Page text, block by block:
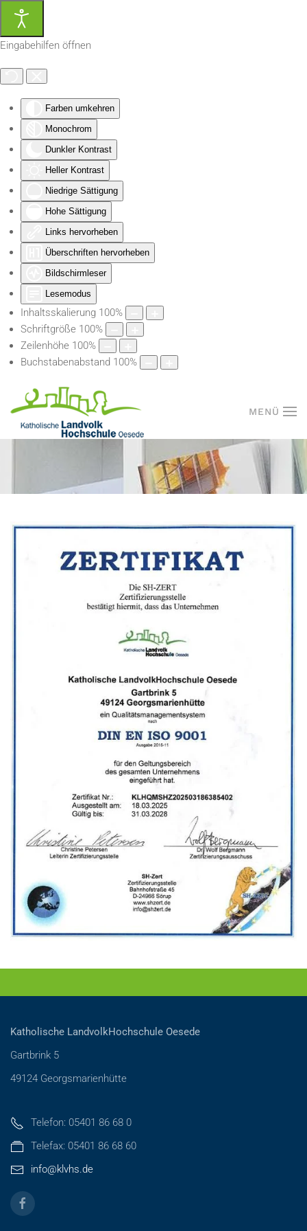
Eingabehilfen öffnen
Farben umkehren
Monochrom
Dunkler Kontrast
Heller Kontrast
Niedrige Sättigung
Hohe Sättigung
Links hervorheben
Überschriften hervorheben
Bildschirmleser
Lesemodus
Inhaltsskalierung 100%
Schriftgröße 100%
Zeilenhöhe 100%
Buchstabenabstand 100%
Zum Hauptinhalt springen
MENÜ
Katholische LandvolkHochschule Oesede
Gartbrink 5
49124 Georgsmarienhütte
Telefon: 05401 86 68 0
Telefax: 05401 86 68 60
info@klvhs.de